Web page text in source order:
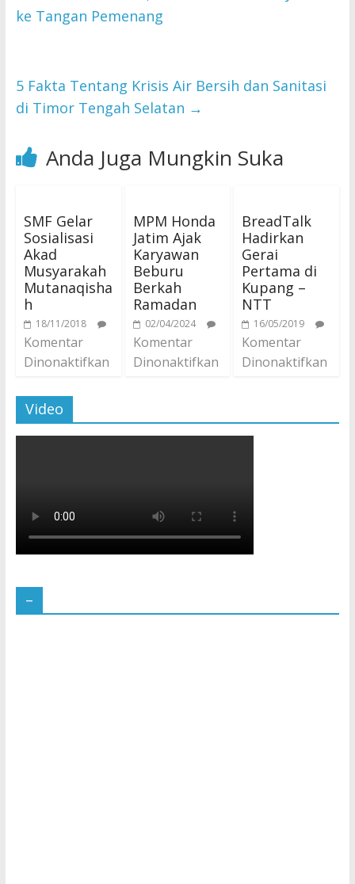
ke Tangan Pemenang
5 Fakta Tentang Krisis Air Bersih dan Sanitasi
di Timor Tengah Selatan →
Anda Juga Mungkin Suka
SMF Gelar
Sosialisasi
Akad
Musyarakah
Mutanaqisha
h
18/11/2018
Komentar
Dinonaktifkan
MPM Honda
Jatim Ajak
Karyawan
Beburu
Berkah
Ramadan
02/04/2024
Komentar
Dinonaktifkan
BreadTalk
Hadirkan
Gerai
Pertama di
Kupang –
NTT
16/05/2019
Komentar
Dinonaktifkan
Video
–